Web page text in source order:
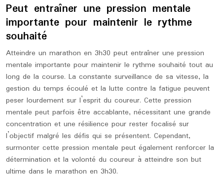
Peut entraîner une pression mentale
importante pour maintenir le rythme
souhaité
Atteindre un marathon en 3h30 peut entraîner une pression
mentale importante pour maintenir le rythme souhaité tout au
long de la course. La constante surveillance de sa vitesse, la
gestion du temps écoulé et la lutte contre la fatigue peuvent
peser lourdement sur l’esprit du coureur. Cette pression
mentale peut parfois être accablante, nécessitant une grande
concentration et une résilience pour rester focalisé sur
l’objectif malgré les défis qui se présentent. Cependant,
surmonter cette pression mentale peut également renforcer la
détermination et la volonté du coureur à atteindre son but
ultime dans le marathon en 3h30.